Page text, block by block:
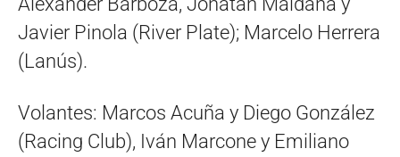
Javier Pinola (River Plate); Marcelo Herrera
(Lanús).
Volantes: Marcos Acuña y Diego González
(Racing Club), Iván Marcone y Emiliano